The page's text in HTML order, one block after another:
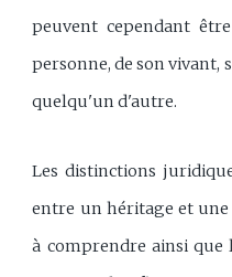
peuvent cependant
personne, de son vivant,
quelqu'un d'autre.
Les distinctions
entre un héritage et
à comprendre ainsi